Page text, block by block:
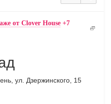
от Clover House +7
ул. Дзержинского, 15